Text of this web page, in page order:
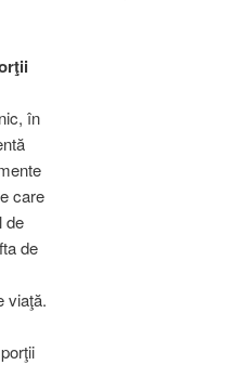
în
care
de
de
viaţă.